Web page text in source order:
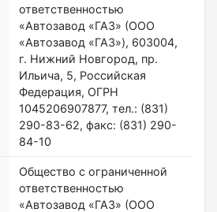
ответственностью
«Автозавод «ГАЗ» (ООО
«Автозавод «ГАЗ»), 603004,
г. Нижний Новгород, пр.
Ильича, 5, Российская
Федерация, ОГРН
1045206907877, тел.: (831)
290-83-62, факс: (831) 290-
84-10
Общество с ограниченной
ответственностью
«Автозавод «ГАЗ» (ООО